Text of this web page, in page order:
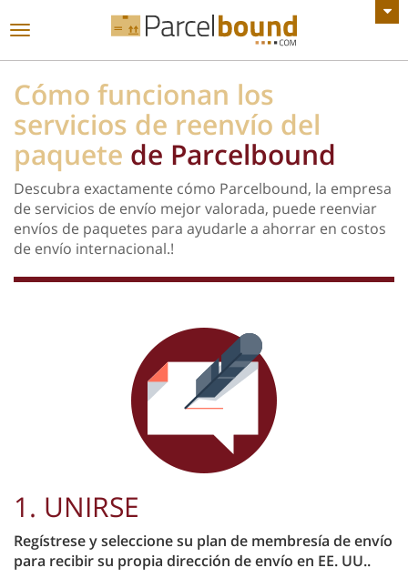
VER TODOS LOS ANUNCIOS
Navegación
Cómo funcionan los
servicios de reenvío del
paquete de Parcelbound
Descubra exactamente cómo Parcelbound, la empresa
de servicios de envío mejor valorada, puede reenviar
envíos de paquetes para ayudarle a ahorrar en costos
de envío internacional.!
1. UNIRSE
Regístrese y seleccione su plan de membresía de envío
para recibir su propia dirección de envío en EE. UU..